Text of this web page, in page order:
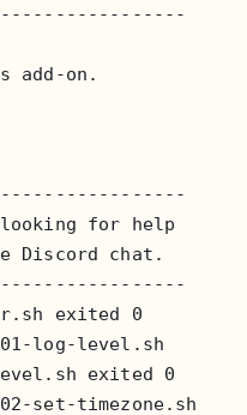
add-on.
looking for help
Discord chat.
exited 0
log-level.sh
exited 0
set-timezone.sh